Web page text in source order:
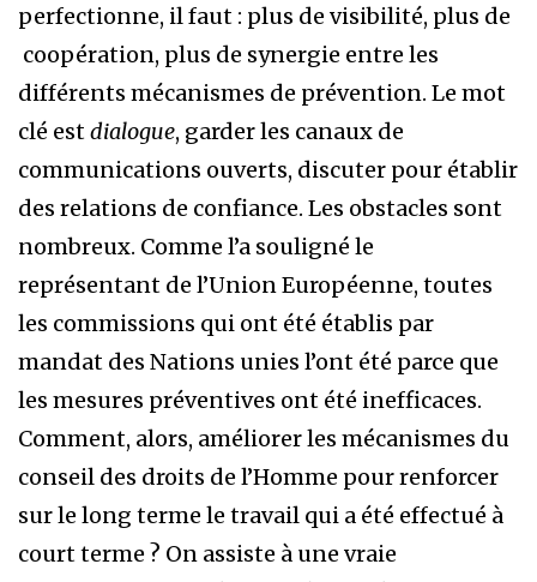
perfectionne, il faut : plus de visibilité, plus de
coopération, plus de synergie entre les
différents mécanismes de prévention. Le mot
clé estdialogue, garder les canaux de
communications ouverts, discuter pour établir
des relations de confiance. Les obstacles sont
nombreux. Comme l’a souligné le
représentant de l’Union Européenne, toutes
les commissions qui ont été établis par
mandat des Nations unies l’ont été parce que
les mesures préventives ont été inefficaces.
Comment, alors, améliorer les mécanismes du
conseil des droits de l’Homme pour renforcer
sur le long terme le travail qui a été effectué à
court terme ? On assiste à une vraie